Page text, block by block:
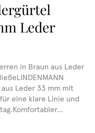
Leder
in Braun aus Leder
Leder 33 mm mit
eine klare Linie und